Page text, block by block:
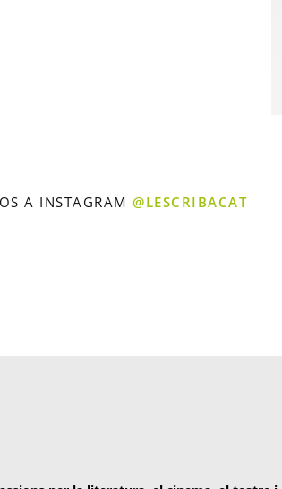
A INSTAGRAM @LESCRIBACAT